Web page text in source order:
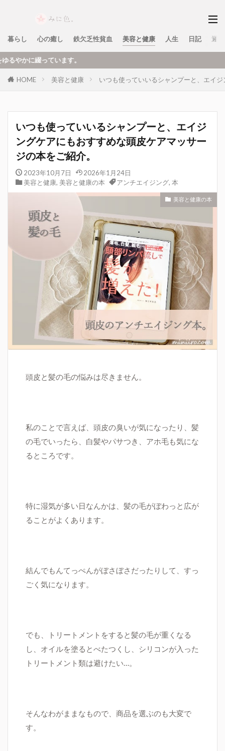
暮らし 心の癒し 鉄欠乏性貧血 美容と健康 人生 日記 運
。
HOME 美容と健康 いつも使っていいるシャンプーと、エイ
いつも使っていいるシャンプーと、エイジ
ングケアにもおすすめな頭皮ケアマッサー
ジの本をご紹介。
2023年10月7日
2026年1月24日
美容と健康, 美容と健康の本 アンチエイジング, 本
美容と健康の本
頭皮と髪の毛の悩みは尽きません。
私のことで言えば、頭皮の臭いが気になったり、髪
の毛でいったら、白髪やパサつき、アホ毛も気にな
るところです。
特に湿気が多い日なんかは、髪の毛がぼわっと広が
ることがよくあります。
結んでもんてっぺんがぼさぼさだったりして、すっ
ごく気になります。
でも、トリートメントをすると髪の毛が重くなる
し、オイルを塗るとべたつくし、シリコンが入った
トリートメント類は避けたい…。
そんなわがままなもので、商品を選ぶのも大変で
す。